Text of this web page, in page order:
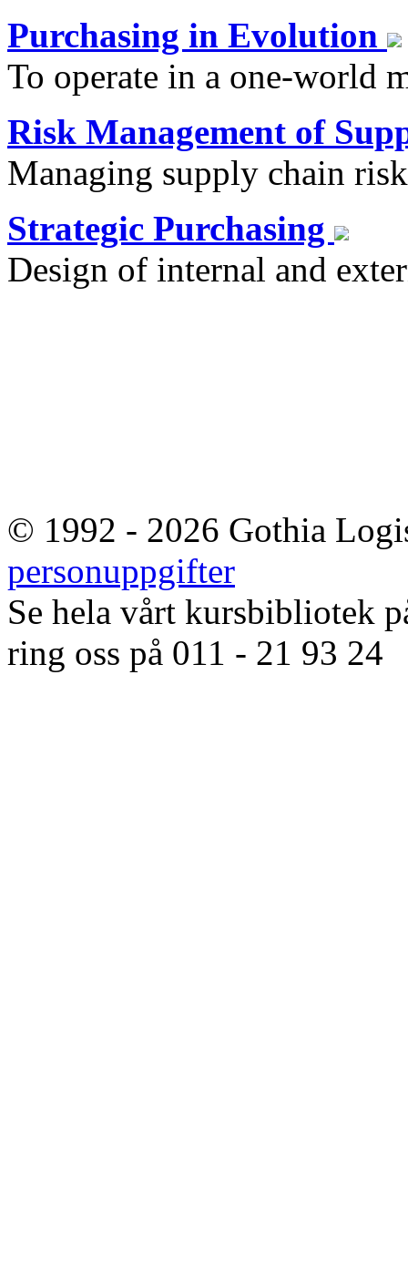
Purchasing in Evolution
To operate in a one-world
Risk Management of
Managing supply chain
Strategic Purchasing
Design of internal and
© 1992 - 2026 Gothia
personuppgifter
Se hela vårt kursbibliotek
ring oss på 011 - 21 93 24